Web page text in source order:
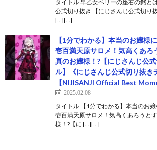
タイトル 早乙女ベリーの座右の銘と
公式切り抜き 【にじさんじ公式切り
[…][…]
【1分でわかる】本当のお嬢様
壱百満天原サロメ！気高くあろ
真のお嬢様！?【にじさんじ公
ル】《にじさんじ公式切り抜き
【NIJISANJI Official Best
2025.02.08
タイトル 【1分でわかる】本当のお
壱百満天原サロメ！気高くあろうと
様！?【に […][…]